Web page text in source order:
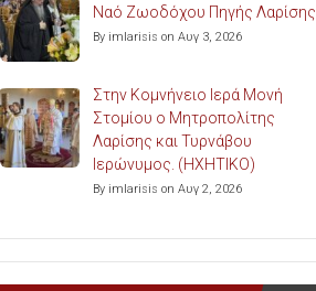
Ναό Ζωοδόχου Πηγής Λαρίσης.
By imlarisis on Αυγ 3, 2026
Στην Κομνήνειο Ιερά Μονή
Στομίου ο Μητροπολίτης
Λαρίσης και Τυρνάβου
Ιερώνυμος. (ΗΧΗΤΙΚΟ)
By imlarisis on Αυγ 2, 2026